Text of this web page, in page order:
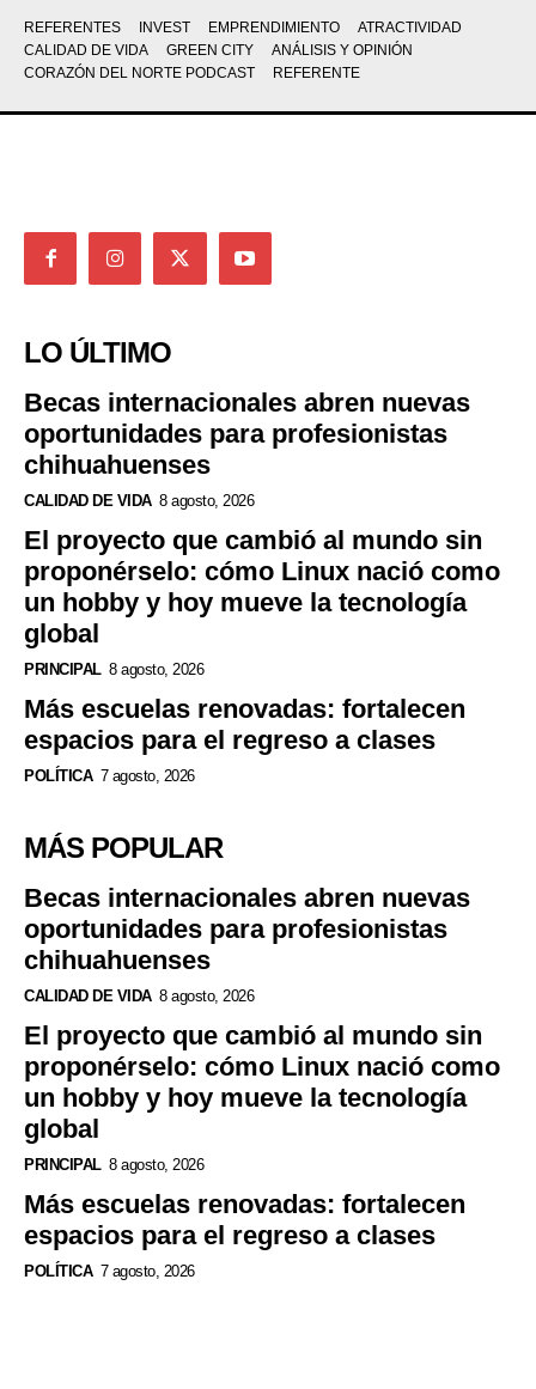
REFERENTES INVEST EMPRENDIMIENTO
ATRACTIVIDAD
CALIDAD DE VIDA
GREEN CITY
ANÁLISIS Y OPINIÓN
CORAZÓN DEL NORTE PODCAST
REFERENTE
LO ÚLTIMO
Becas internacionales abren nuevas
oportunidades para profesionistas
chihuahuenses
CALIDAD DE VIDA 8 agosto, 2026
El proyecto que cambió al mundo sin
proponérselo: cómo Linux nació como
un hobby y hoy mueve la tecnología
global
PRINCIPAL 8 agosto, 2026
Más escuelas renovadas: fortalecen
espacios para el regreso a clases
POLÍTICA 7 agosto, 2026
MÁS POPULAR
Becas internacionales abren nuevas
oportunidades para profesionistas
chihuahuenses
CALIDAD DE VIDA 8 agosto, 2026
El proyecto que cambió al mundo sin
proponérselo: cómo Linux nació como
un hobby y hoy mueve la tecnología
global
PRINCIPAL 8 agosto, 2026
Más escuelas renovadas: fortalecen
espacios para el regreso a clases
POLÍTICA 7 agosto, 2026